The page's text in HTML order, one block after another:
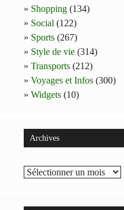
Shopping (134)
Social (122)
Sports (267)
Style de vie (314)
Transports (212)
Voyages et Infos (300)
Widgets (10)
Archives
Archives